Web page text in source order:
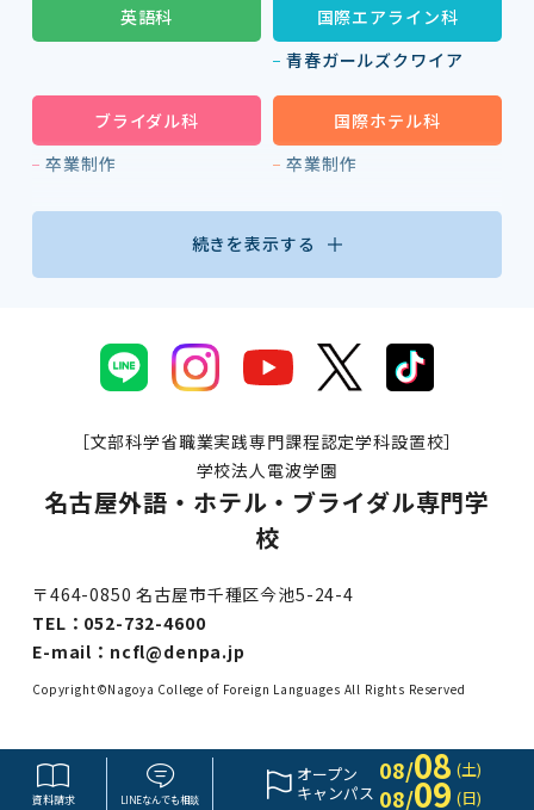
資料請求 LINEなんでも相談
オープン
キャンパス
08/08 (土)
08/09 (日)
英語科
国際エアライン科
青春ガールズクワイア
ブライダル科
卒業制作
国際ホテル科
卒業制作
続きを表示する
［文部科学省職業実践専門課程認定学科設置校］
学校法人電波学園
名古屋外語・ホテル・ブライダル専門学
校
〒464-0850 名古屋市千種区今池5-24-4
TEL： 052-732-4600
E-mail： ncfl@denpa.jp
Copyright©Nagoya College of Foreign Languages All Rights Reserved